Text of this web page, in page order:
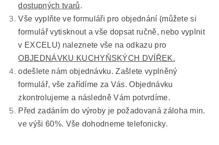
dostupných tvarů.
Vše vyplňte ve formuláři pro objednání (můžete si
formulář vytisknout a vše dopsat ručně, nebo vyplnit
v EXCELU) naleznete vše na odkazu pro
OBJEDNÁVKU KUCHYŇSKÝCH DVÍŘEK.
odešlete nám objednávku. Zašlete vyplněný
formulář, vše zařídíme za Vás. Objednávku
zkontrolujeme a následně Vám potvrdíme.
Před zadáním do výroby je požadovaná záloha min.
ve výši 60%. Vše dohodneme telefonicky.